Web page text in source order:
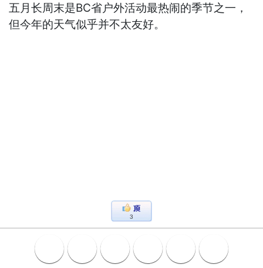
五月长周末是BC省户外活动最热闹的季节之一，
但今年的天气似乎并不太友好。
3